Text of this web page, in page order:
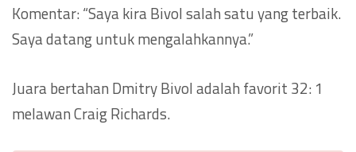
Komentar: “Saya kira Bivol salah satu yang terbaik.
Saya datang untuk mengalahkannya.”
Juara bertahan Dmitry Bivol adalah favorit 32: 1
melawan Craig Richards.